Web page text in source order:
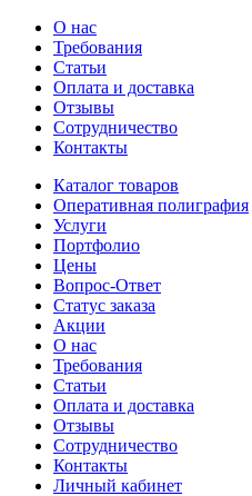
О нас
Требования
Статьи
Оплата и доставка
Отзывы
Сотрудничество
Контакты
Каталог товаров
Оперативная полиграфия
Услуги
Портфолио
Цены
Вопрос-Ответ
Статус заказа
Акции
О нас
Требования
Статьи
Оплата и доставка
Отзывы
Сотрудничество
Контакты
Личный кабинет